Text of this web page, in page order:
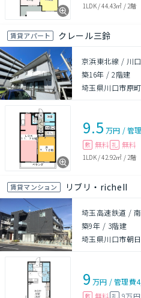
1LDK/44.43㎡ / 2階
賃貸アパート クレール三鈴
京浜東北線 / 川
築16年 /2階建
埼玉県川口市原町
9.5 万円 /管
敷 無料 礼 無料
1LDK/42.92㎡ / 2階
賃貸マンション リブリ・richeII
埼玉高速鉄道 /
築9年 / 3階建
埼玉県川口市朝
9 万円 /管理費
敷 無料 礼 9万円